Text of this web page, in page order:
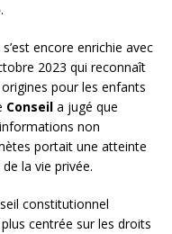
encore enrichie avec
2023 qui reconnaît
pour les enfants
Conseil a jugé que
non
portait une atteinte
la vie privée.
constitutionnel
centrée sur les droits